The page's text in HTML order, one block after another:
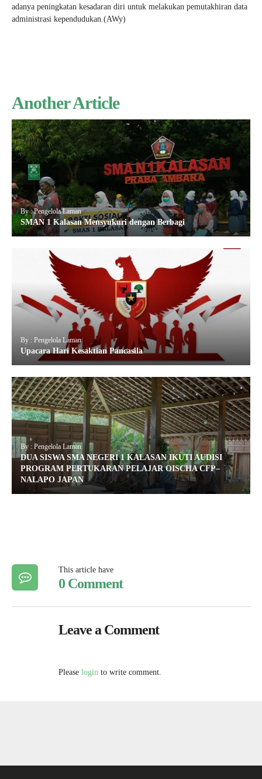
adanya peningkatan kesadaran diri untuk melakukan pemutakhiran data
administrasi kependudukan.(AWy)
Another Article
By : Pengelola Laman
SMAN 1 Kalasan Mensyukuri dengan Berbagi
By : Pengelola Laman
Upacara Hari Kesaktian Pancasila
By : Pengelola Laman
DUA SISWA SMA NEGERI 1 KALASAN IKUTI AUDISI
PROGRAM PERTUKARAN PELAJAR OISCHA CFP–
NALAPO JAPAN
This article have
0 Comment
Leave a Comment
Please login to write comment.